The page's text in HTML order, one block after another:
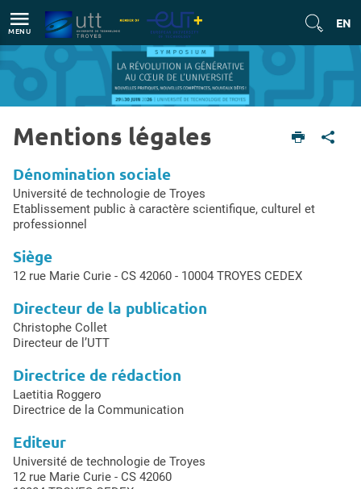
EN
MENU
English version Legal mentions
Mentions légales
Dénomination sociale
Université de technologie de Troyes
Etablissement public à caractère scientifique, culturel et
professionnel
Siège
12 rue Marie Curie - CS 42060 - 10004 TROYES CEDEX
Directeur de la publication
Christophe Collet
Directeur de l’UTT
Directrice de rédaction
Laetitia Roggero
Directrice de la Communication
Editeur
Université de technologie de Troyes
12 rue Marie Curie - CS 42060